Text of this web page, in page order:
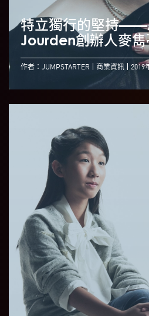
特立獨行的堅持
Jourden創辦人麥雋
作者：JUMPSTARTER 商業資訊 2019